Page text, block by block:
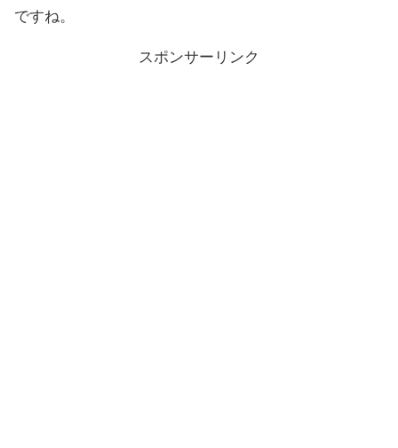
ですね。
スポンサーリンク